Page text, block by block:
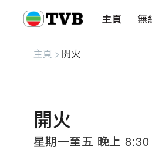
主頁 無
無綫新聞 娛樂焦點 節目重溫 健
主頁 > 開火
開火
星期一至五 晚上